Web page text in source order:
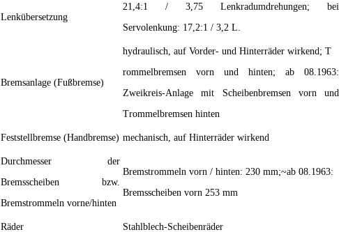
Lenkübersetzung
21,4:1 / 3,75 Lenkradumdrehungen; bei
Servolenkung: 17,2:1 / 3,2 L.
Bremsanlage (Fußbremse)
hydraulisch, auf Vorder- und Hinterräder wirkend; T
rommelbremsen vorn und hinten; ab 08.1963:
Zweikreis-Anlage mit Scheibenbremsen vorn und
Trommelbremsen hinten
Feststellbremse (Handbremse) mechanisch, auf Hinterräder wirkend
Durchmesser der
Bremsscheiben bzw.
Bremstrommeln vorne/hinten
Bremstrommeln vorn / hinten: 230 mm;~ab 08.1963:
Bremsscheiben vorn 253 mm
Räder Stahlblech-Scheibenräder